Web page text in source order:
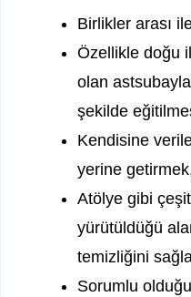
Birlikler arası
Özellikle doğu
olan
şekilde
Kendisine
yerine
Atölye gibi
yürütüldüğü
temizliğini
Sorumlu